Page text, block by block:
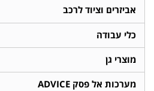
אביזרים וציוד לרכב
כלי עבודה
מוצרי גן
מערכות אל פסק ADVICE